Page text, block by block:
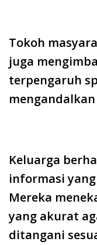
Tokoh
juga
terpengaruh
Keluarga
informasi
Mereka
yang akurat
ditangani